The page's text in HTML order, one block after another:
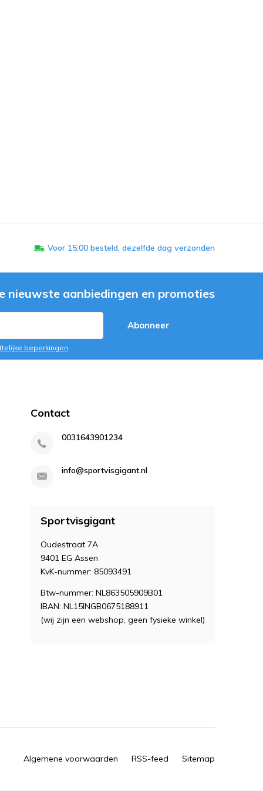
Voor 15:00 besteld, dezelfde dag verzonden
nieuwste aanbiedingen en promoties
Abonneer
beperkingen
Contact
0031643901234
info@sportvisgigant.nl
Sportvisgigant
Oudestraat 7A
9401 EG Assen
KvK-nummer: 85093491
Btw-nummer: NL863505909B01
IBAN: NL15INGB0675188911
(wij zijn een webshop, geen fysieke winkel)
Algemene voorwaarden RSS-feed Sitemap